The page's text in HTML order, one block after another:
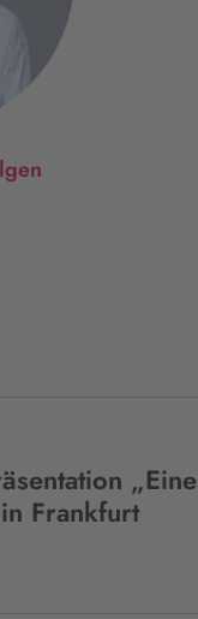
„Eine
Frankfurt